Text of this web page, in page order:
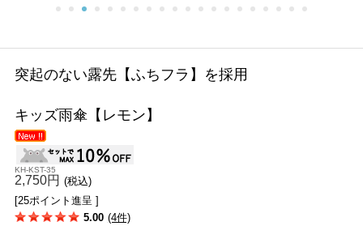
突起のない露先【ふちフラ】を採用
キッズ雨傘【レモン】
KH-KST-35
2,750円 (税込)
[25ポイント進呈 ]
5.00 (4件)